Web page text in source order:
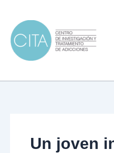
contenido
Un joven